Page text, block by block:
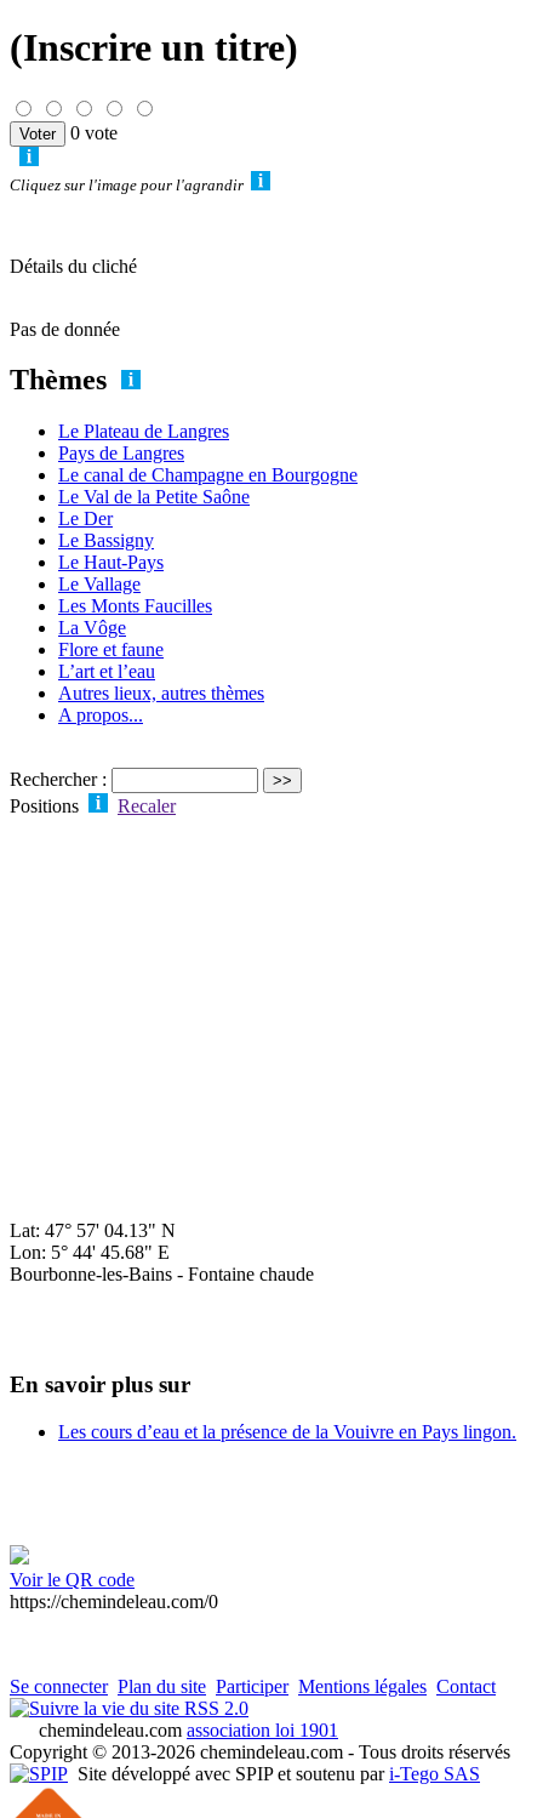
(Inscrire un titre)
0 vote
Cliquez sur l'image pour l'agrandir
Détails du cliché
Pas de donnée
Thèmes
Le Plateau de Langres
Pays de Langres
Le canal de Champagne en Bourgogne
Le Val de la Petite Saône
Le Der
Le Bassigny
Le Haut-Pays
Le Vallage
Les Monts Faucilles
La Vôge
Flore et faune
L’art et l’eau
Autres lieux, autres thèmes
A propos...
Rechercher :
Positions
Recaler
Lat: 47° 57' 04.13" N
Lon: 5° 44' 45.68" E
Bourbonne-les-Bains - Fontaine chaude
En savoir plus sur
Les cours d’eau et la présence de la Vouivre en Pays lingon.
Voir le QR code
https://chemindeleau.com/0
Se connecter Plan du site Participer Mentions légales Contact
RSS 2.0
chemindeleau.com association loi 1901
Copyright © 2013-2026 chemindeleau.com - Tous droits réservés
Site développé avec SPIP et soutenu pari-Tego SAS